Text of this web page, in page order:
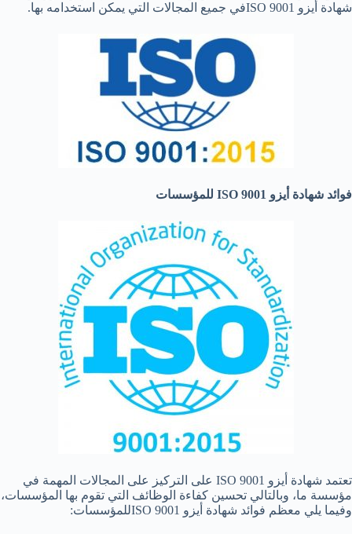
شهادة أيزو ISO 9001في جميع المجالات التي يمكن استخدامه بها.
فوائد شهادة أيزو للمؤسسات
تعتمد شهادة أيزو ISO 9001 على التركيز على المجالات المهمة في
مؤسسة ما، وبالتالي تحسين كفاءة الوظائف التي تقوم بها المؤسسات،
وفيما يلي معظم فوائد شهادة أيزو ISO 9001للمؤسسات: